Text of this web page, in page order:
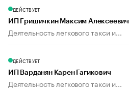
ДЕЙСТВУЕТ
ИП Гришичкин Максим Алексеевич
Деятельность легкового такси и...
ДЕЙСТВУЕТ
ИП Варданян Карен Гагикович
Деятельность легкового такси и...